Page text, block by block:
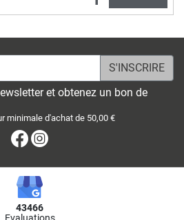
et obtenez un bon de
minimale d'achat de 50,00 €
Facebook
43466